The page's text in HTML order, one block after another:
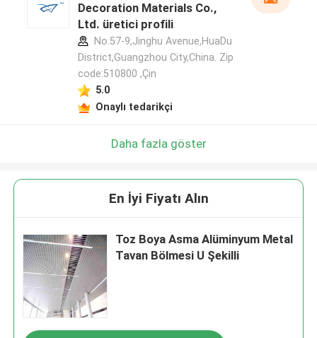
Decoration Materials Co.,
Ltd. üretici profili
No.57-9,Jinghu Avenue,HuaDu
District,Guangzhou City,China. Zip
code:510800 ,Çin
5.0
Onaylı tedarikçi
Daha fazla göster
En İyi Fiyatı Alın
Toz Boya Asma Alüminyum Metal
Tavan Bölmesi U Şekilli